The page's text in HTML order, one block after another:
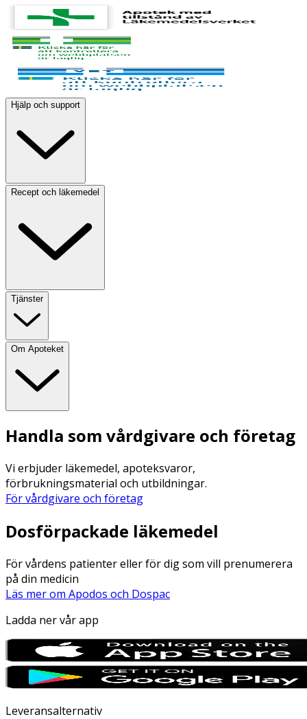
Hjälp och support
Recept och läkemedel
Tjänster
Om Apoteket
Handla som vårdgivare och företag
Vi erbjuder läkemedel, apoteksvaror,
förbrukningsmaterial och utbildningar.
För vårdgivare och företag
Dosförpackade läkemedel
För vårdens patienter eller för dig som vill prenumerera
på din medicin
Läs mer om Apodos och Dospac
Ladda ner vår app
Leveransalternativ